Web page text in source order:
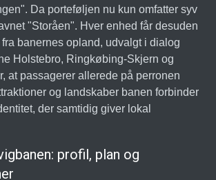
Da porteføljen nu kun omfatter syv
"Storåen". Hver enhed får desuden
banernes opland, udvalgt i dialog
Holstebro, Ringkøbing-Skjern og
at passagerer allerede på perronen
og landskaber banen forbinder
der samtidig giver lokal
profil, plan og